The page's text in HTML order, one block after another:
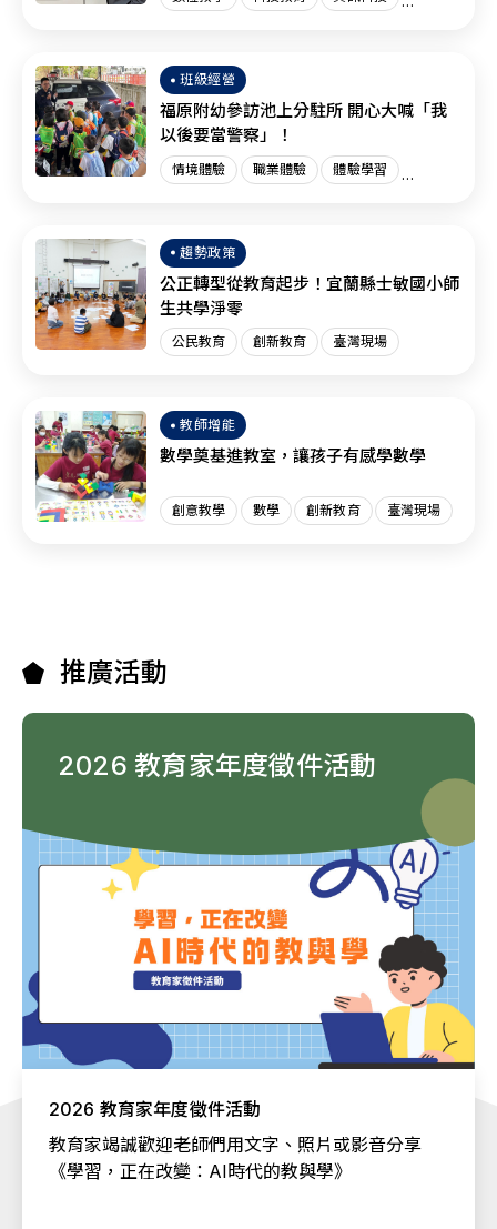
班級經營
福原附幼參訪池上分駐所 開心大喊「我
以後要當警察」！
情境體驗 職業體驗 體驗學習
趨勢政策
公正轉型從教育起步！宜蘭縣士敏國小師
生共學淨零
公民教育 創新教育 臺灣現場
教師增能
數學奠基進教室，讓孩子有感學數學
創意教學 數學 創新教育 臺灣現場
推廣活動
2026 教育家年度徵件活動
2026 教育家年度徵件活動
教育家竭誠歡迎老師們用文字、照片或影音分享
《學習，正在改變：AI時代的教與學》